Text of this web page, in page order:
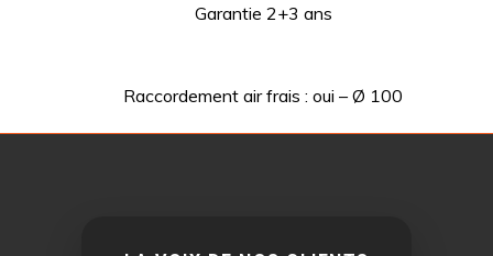
Garantie 2+3 ans
Raccordement air frais : oui – Ø 100